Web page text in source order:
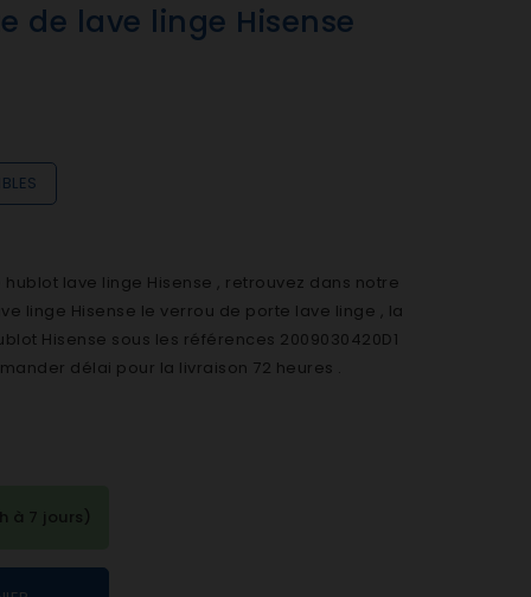
de lave linge Hisense
lave linge Hisense , retrouvez dans notre
linge Hisense le verrou de porte lave linge , la
Hisense sous les références 2009030420D1
délai pour la livraison 72 heures .
à 7 jours)